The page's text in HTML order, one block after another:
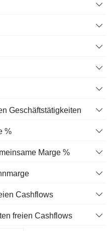
Geschäftstätigkeiten
%
Marge %
Cashflows
freien Cashflows